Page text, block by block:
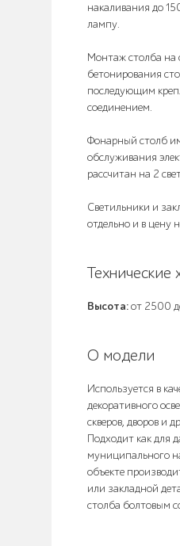
накаливания до
лампу.
Монтаж столба на
бетонирования
последующим
соединением.
Фонарный столб
обслуживания
рассчитан на 2
Светильники и
отдельно и в цену
Технические
Высота:от 2500
О модели
Используется в
декоративного
скверов, дворов и
Подходит как для
муниципального
объекте
или закладной
столба болтовым